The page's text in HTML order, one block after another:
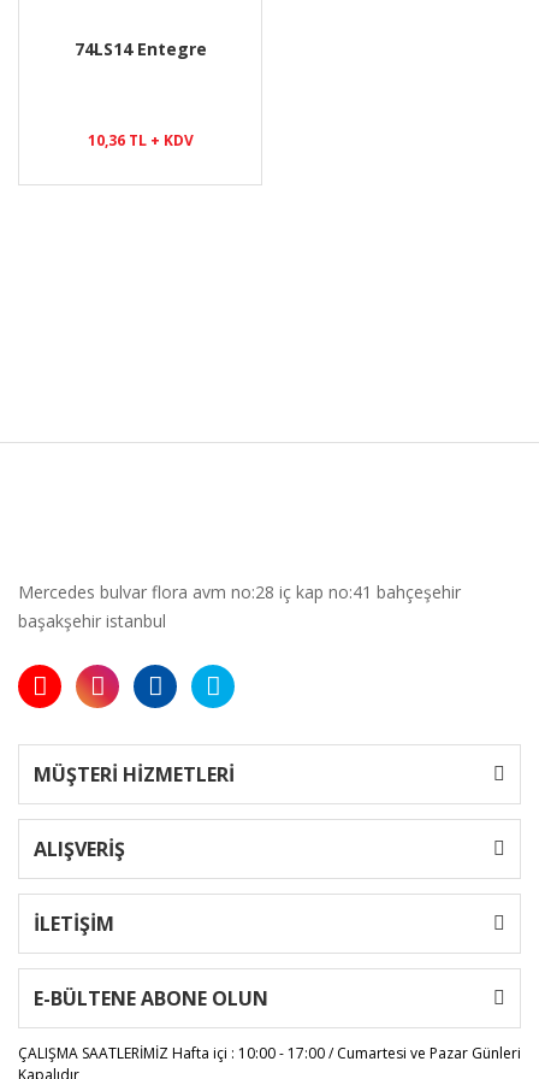
74LS14 Entegre
10,36 TL + KDV
Mercedes bulvar flora avm no:28 iç kap no:41 bahçeşehir
başakşehir istanbul
MÜŞTERİ HİZMETLERİ
ALIŞVERİŞ
İLETİŞİM
E-BÜLTENE ABONE OLUN
ÇALIŞMA SAATLERİMİZHafta içi : 10:00 - 17:00 / Cumartesi ve Pazar Günleri
Kapalıdır